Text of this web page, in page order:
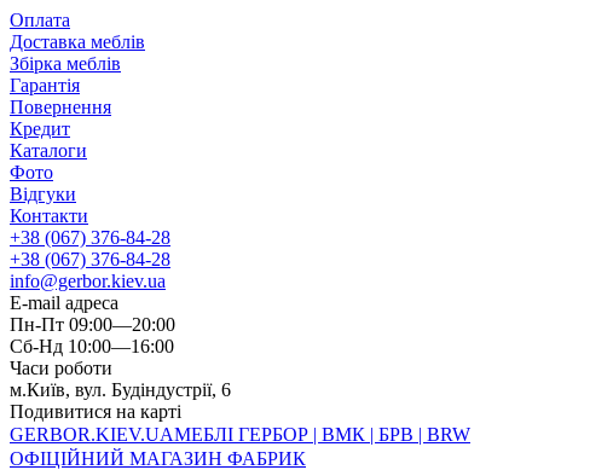
Оплата
Доставка меблів
Збірка меблів
Гарантія
Повернення
Кредит
Каталоги
Фото
Відгуки
Контакти
+38 (067) 376-84-28
+38 (067) 376-84-28
info@gerbor.kiev.ua
E-mail адреса
Пн-Пт 09:00—20:00
Сб-Нд 10:00—16:00
Часи роботи
м.Київ, вул. Будіндустрії, 6
Подивитися на карті
GERBOR.KIEV.UAМЕБЛI ГЕРБОР | ВМК | БРВ | BRW
ОФІЦІЙНИЙ МАГАЗИН ФАБРИК